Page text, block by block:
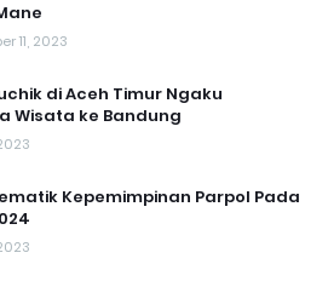
11, 2023
di Aceh Timur Ngaku
Wisata ke Bandung
Kepemimpinan Parpol Pada